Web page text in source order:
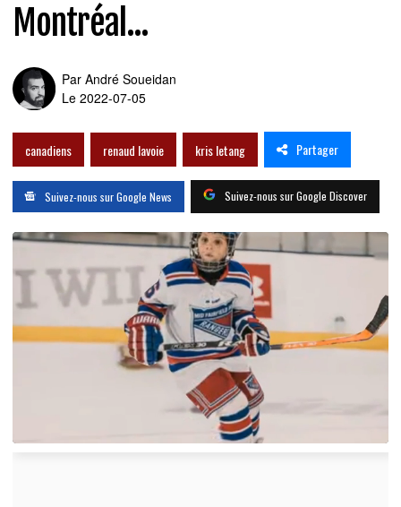
Montréal...
Par André Soueidan
Le 2022-07-05
canadiens renaud lavoie kris letang Partager
Suivez-nous sur Google News Suivez-nous sur Google Discover